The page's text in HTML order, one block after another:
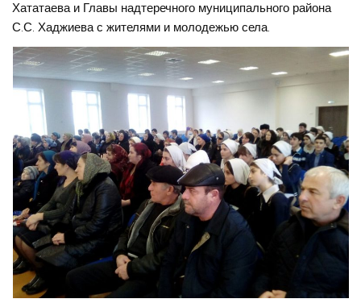
Хататаева и Главы надтеречного муниципального района
С.С. Хаджиева с жителями и молодежью села.